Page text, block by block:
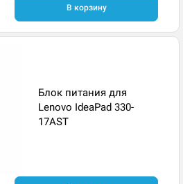
В корзину
Блок питания для
Lenovo IdeaPad 330-
17AST